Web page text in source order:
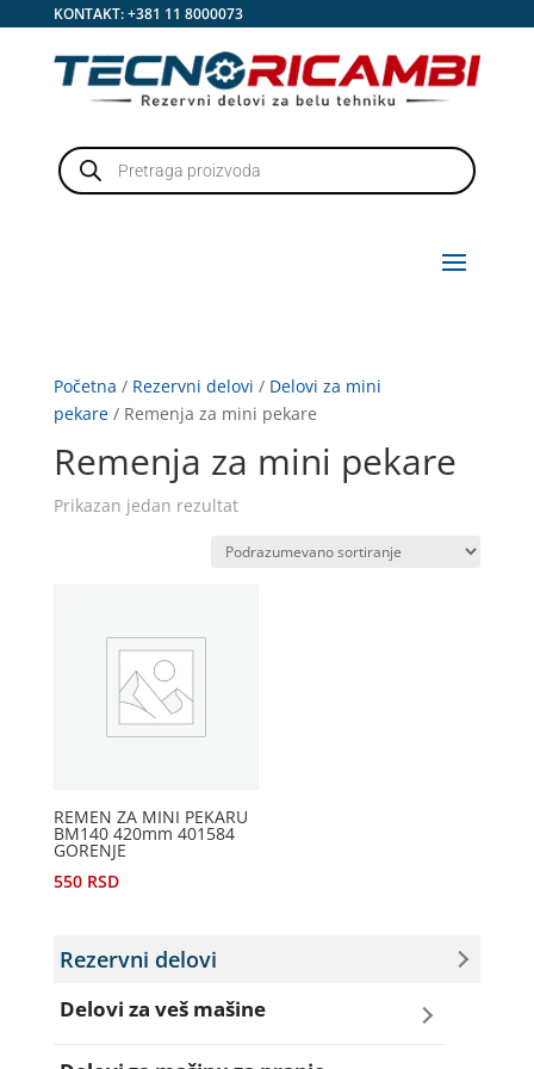
KONTAKT:+381 11 8000073
Products
search
Početna / Rezervni delovi / Delovi za mini
pekare/ Remenja za mini pekare
Remenja za mini pekare
Prikazan jedan rezultat
REMEN ZA MINI PEKARU
BM140 420mm 401584
GORENJE
550 RSD
Rezervni delovi
Delovi za veš mašine